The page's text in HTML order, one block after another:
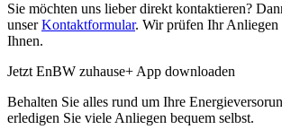
Sie möchten uns lieber direkt kontaktieren?
unserKontaktformular. Wir prüfen Ihr Anliegen
Ihnen.
Jetzt EnBW zuhause+ App downloaden
Behalten Sie alles rund um Ihre
erledigen Sie viele Anliegen bequem selbst.